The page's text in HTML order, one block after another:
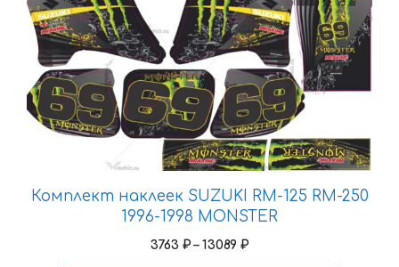
Комплект наклеек SUZUKI RM-125 RM-250
1996-1998 MONSTER
3763 ₽ – 13089 ₽Диапазон
товар
имеет
несколько
вариаций.
Опции
можно
странице